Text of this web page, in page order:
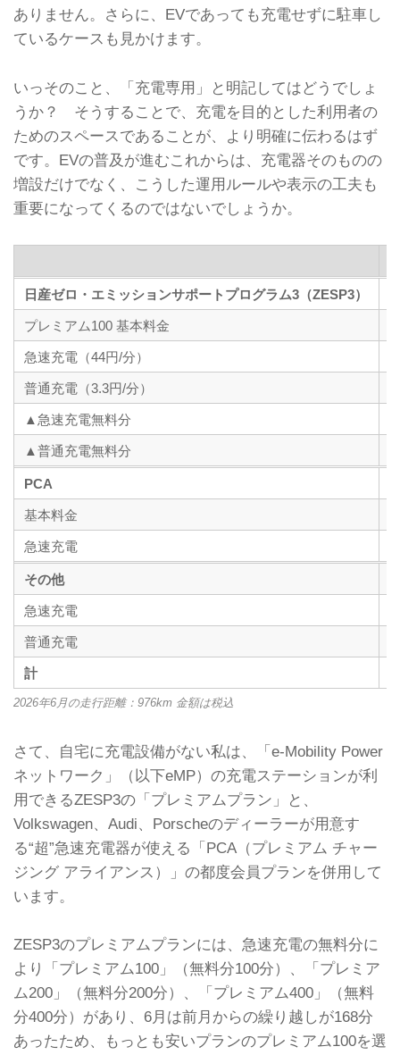
ありません。さらに、EVであっても充電せずに駐車し
ているケースも見かけます。
いっそのこと、「充電専用」と明記してはどうでしょ
うか？ そうすることで、充電を目的とした利用者の
ためのスペースであることが、より明確に伝わるはず
です。EVの普及が進むこれからは、充電器そのものの
増設だけでなく、こうした運用ルールや表示の工夫も
重要になってくるのではないでしょうか。
日産ゼロ・エミッションサポートプログラム3（ZESP3）
プレミアム100 基本料金
急速充電（44円/分）
普通充電（3.3円/分）
▲急速充電無料分
▲普通充電無料分
PCA
基本料金
急速充電
その他
急速充電
普通充電
計
2026年6月の走行距離：976km 金額は税込
さて、自宅に充電設備がない私は、「e-Mobility Power
ネットワーク」（以下eMP）の充電ステーションが利
用できるZESP3の「プレミアムプラン」と、
Volkswagen、Audi、Porscheのディーラーが用意す
る“超”急速充電器が使える「PCA（プレミアム チャー
ジング アライアンス）」の都度会員プランを併用して
います。
ZESP3のプレミアムプランには、急速充電の無料分に
より「プレミアム100」（無料分100分）、「プレミア
ム200」（無料分200分）、「プレミアム400」（無料
分400分）があり、6月は前月からの繰り越しが168分
あったため、もっとも安いプランのプレミアム100を選